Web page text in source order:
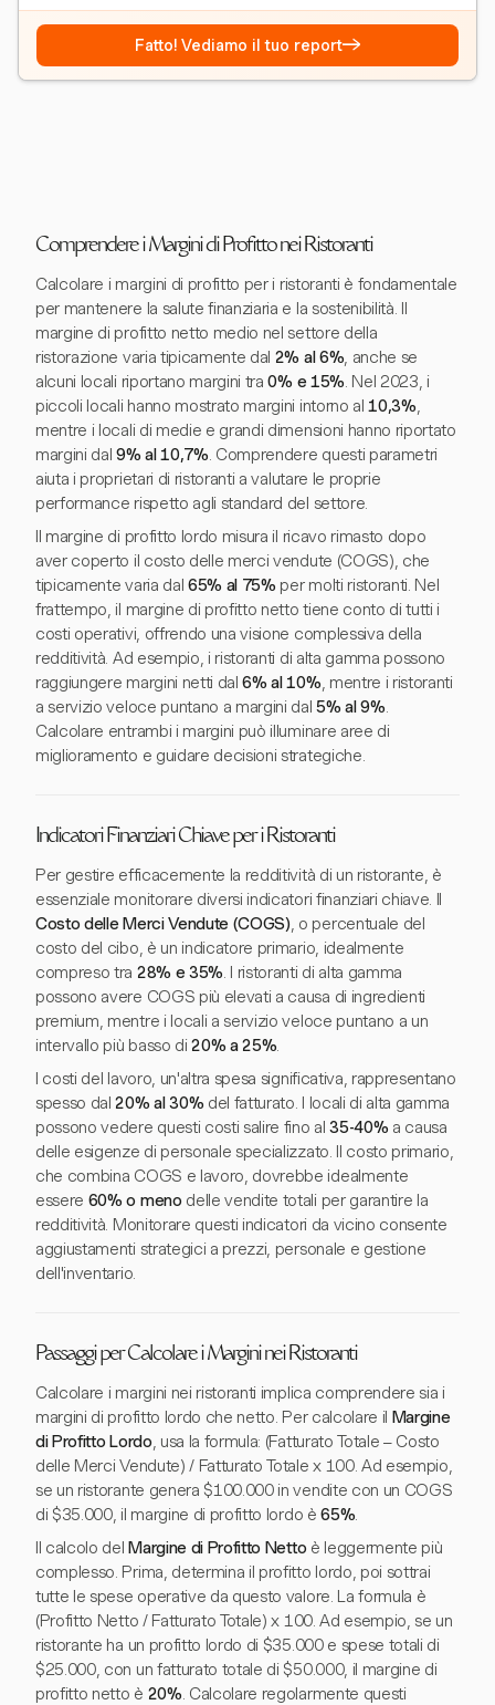
Fatto! Vediamo il tuo report→
Comprendere i Margini di Profitto nei Ristoranti
Calcolare i margini di profitto per i ristoranti è fondamentale
per mantenere la salute finanziaria e la sostenibilità. Il
margine di profitto netto medio nel settore della
ristorazione varia tipicamente dal 2% al 6%, anche se
alcuni locali riportano margini tra0% e 15%. Nel 2023, i
piccoli locali hanno mostrato margini intorno al10,3%,
mentre i locali di medie e grandi dimensioni hanno riportato
margini dal9% al 10,7%. Comprendere questi parametri
aiuta i proprietari di ristoranti a valutare le proprie
performance rispetto agli standard del settore.
Il margine di profitto lordo misura il ricavo rimasto dopo
aver coperto il costo delle merci vendute (COGS), che
tipicamente varia dal 65% al 75% per molti ristoranti. Nel
frattempo, il margine di profitto netto tiene conto di tutti i
costi operativi, offrendo una visione complessiva della
redditività. Ad esempio, i ristoranti di alta gamma possono
raggiungere margini netti dal6% al 10%, mentre i ristoranti
a servizio veloce puntano a margini dal5% al 9%.
Calcolare entrambi i margini può illuminare aree di
miglioramento e guidare decisioni strategiche.
Indicatori Finanziari Chiave per i Ristoranti
Per gestire efficacemente la redditività di un ristorante, è
essenziale monitorare diversi indicatori finanziari chiave. Il
Costo delle Merci Vendute (COGS), o percentuale del
costo del cibo, è un indicatore primario, idealmente
compreso tra 28% e 35%. I ristoranti di alta gamma
possono avere COGS più elevati a causa di ingredienti
premium, mentre i locali a servizio veloce puntano a un
intervallo più basso di20% a 25%.
I costi del lavoro, un'altra spesa significativa, rappresentano
spesso dal20% al 30% del fatturato. I locali di alta gamma
possono vedere questi costi salire fino al35-40% a causa
delle esigenze di personale specializzato. Il costo primario,
che combina COGS e lavoro, dovrebbe idealmente
essere 60% o meno delle vendite totali per garantire la
redditività. Monitorare questi indicatori da vicino consente
aggiustamenti strategici a prezzi, personale e gestione
dell'inventario.
Passaggi per Calcolare i Margini nei Ristoranti
Calcolare i margini nei ristoranti implica comprendere sia i
margini di profitto lordo che netto. Per calcolare il Margine
di Profitto Lordo, usa la formula: (Fatturato Totale – Costo
delle Merci Vendute) / Fatturato Totale x 100. Ad esempio,
se un ristorante genera $100.000 in vendite con un COGS
di $35.000, il margine di profitto lordo è65%.
Il calcolo delMargine di Profitto Netto è leggermente più
complesso. Prima, determina il profitto lordo, poi sottrai
tutte le spese operative da questo valore. La formula è
(Profitto Netto / Fatturato Totale) x 100. Ad esempio, se un
ristorante ha un profitto lordo di $35.000 e spese totali di
$25.000, con un fatturato totale di $50.000, il margine di
profitto netto è 20%. Calcolare regolarmente questi